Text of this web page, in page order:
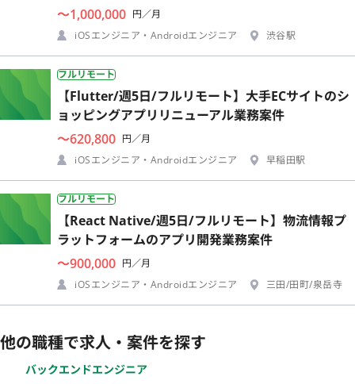
〜1,000,000 円／月
iOSエンジニア・Androidエンジニア
渋谷駅
フルリモート
【Flutter/週5日/フルリモート】大手ECサイトのシ
ョッピングアプリリニューアル業務案件
〜620,800 円／月
iOSエンジニア・Androidエンジニア
早稲田駅
フルリモート
【React Native/週5日/フルリモート】物流情報プ
ラットフォームのアプリ開発業務案件
〜900,000 円／月
iOSエンジニア・Androidエンジニア
三田/田町/泉岳寺
他の職種で求人・案件を探す
バックエンドエンジニア